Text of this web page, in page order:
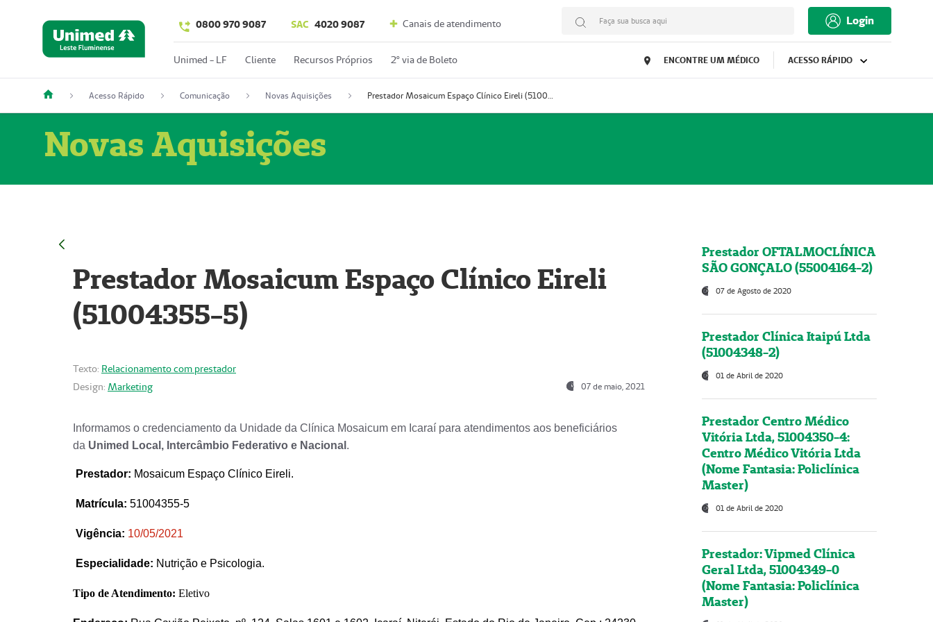
0800 970 9087 SAC 4020 9087 Canais de atendimento Faça sua busca aqui Login
Unimed - LF Cliente Recursos Próprios 2º via de Boleto ENCONTRE UM MÉDICO ACESSO RÁPIDO
Acesso Rápido Comunicação Novas Aquisições Prestador Mosaicum Espaço Clínico Eireli (51004355-5)
Novas Aquisições
Prestador Mosaicum Espaço Clínico Eireli
(51004355-5)
Texto: Relacionamento com prestador
Design: Marketing 07 de maio, 2021
Informamos o credenciamento da Unidade da Clínica Mosaicum em Icaraí para atendimentos aos beneficiários
da Unimed Local, Intercâmbio Federativo e Nacional .
Prestador: Mosaicum Espaço Clínico Eireli.
Matrícula: 51004355-5
Vigência: 10/05/2021
Especialidade: Nutrição e Psicologia.
Tipo de Atendimento: Eletivo
Prestador OFTALMOCLÍNICA
SÃO GONÇALO (55004164-2)
07 de Agosto de 2020
Prestador Clínica Itaipú Ltda
(51004348-2)
01 de Abril de 2020
Prestador Centro Médico
Vitória Ltda, 51004350-4:
Centro Médico Vitória Ltda
(Nome Fantasia: Policlínica
Master)
01 de Abril de 2020
Prestador: Vipmed Clínica
Geral Ltda, 51004349-0
(Nome Fantasia: Policlínica
Master)